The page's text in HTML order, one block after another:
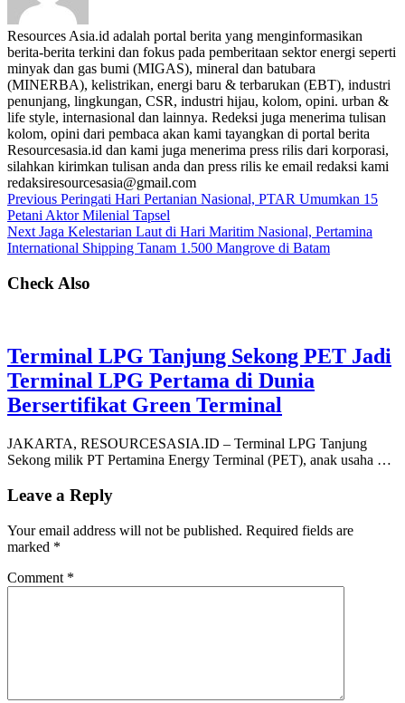
Resources Asia.id adalah portal berita yang menginformasikan
berita-berita terkini dan fokus pada pemberitaan sektor energi seperti
minyak dan gas bumi (MIGAS), mineral dan batubara
(MINERBA), kelistrikan, energi baru & terbarukan (EBT), industri
penunjang, lingkungan, CSR, industri hijau, kolom, opini. urban &
life style, internasional dan lainnya. Redeksi juga menerima tulisan
kolom, opini dari pembaca akan kami tayangkan di portal berita
Resourcesasia.id dan kami juga menerima press rilis dari korporasi,
silahkan kirimkan tulisan anda dan press rilis ke email redaksi kami
redaksiresourcesasia@gmail.com
Previous Peringati Hari Pertanian Nasional, PTAR Umumkan 15
Petani Aktor Milenial Tapsel
Next Jaga Kelestarian Laut di Hari Maritim Nasional, Pertamina
International Shipping Tanam 1.500 Mangrove di Batam
Check Also
Terminal LPG Tanjung Sekong PET Jadi
Terminal LPG Pertama di Dunia
Bersertifikat Green Terminal
JAKARTA, RESOURCESASIA.ID – Terminal LPG Tanjung
Sekong milik PT Pertamina Energy Terminal (PET), anak usaha …
Leave a Reply
Your email address will not be published. Required fields are
marked *
Comment *